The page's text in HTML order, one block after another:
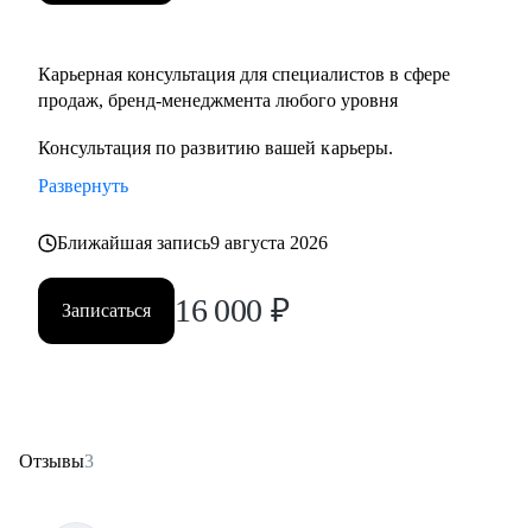
Карьерная консультация для специалистов в сфере
продаж, бренд-менеджмента любого уровня
Консультация по развитию вашей карьеры.
Развернуть
Ближайшая запись9 августа 2026
Записаться 16 000 ₽
Отзывы3